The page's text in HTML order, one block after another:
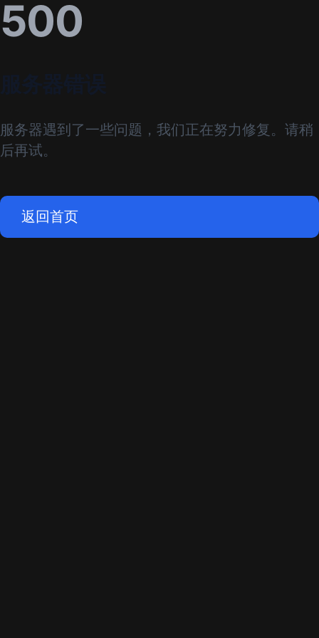
500
服务器遇到了一些问题，我们正在努力修复。请稍
后再试。
返回首页